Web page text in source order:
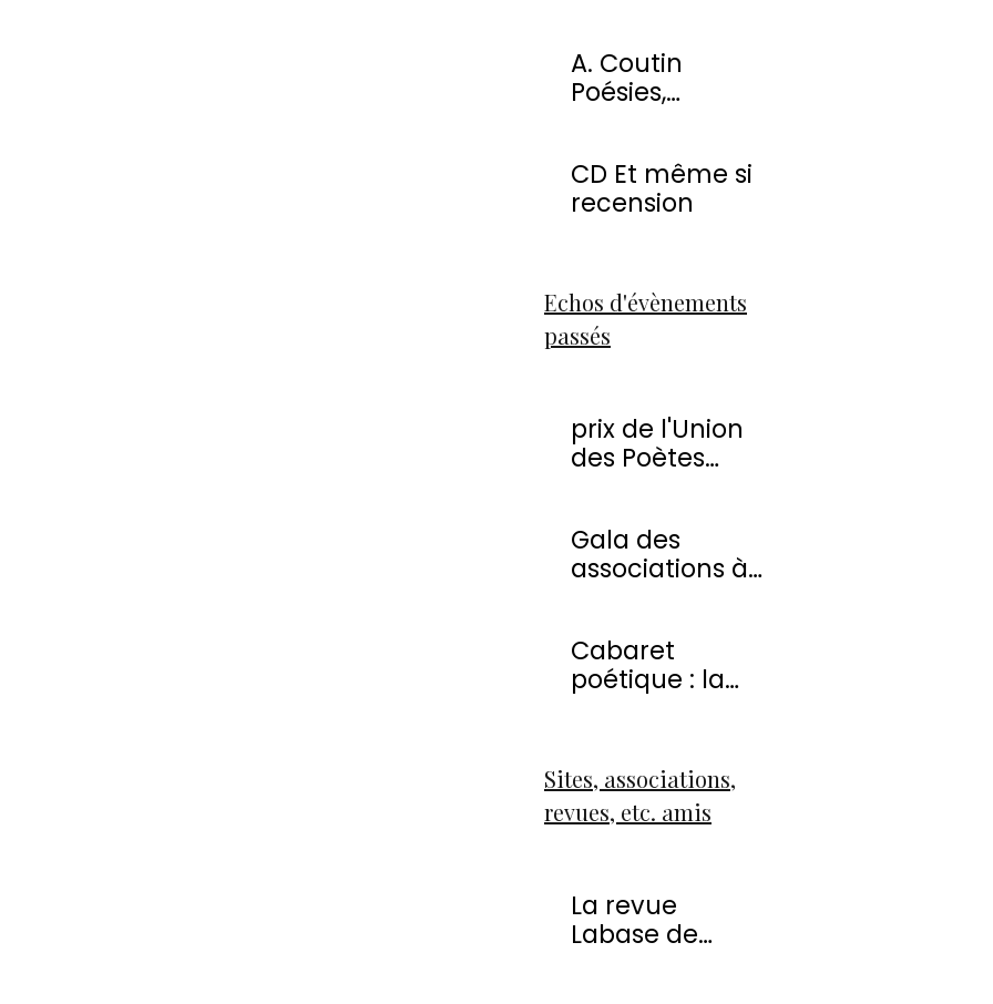
A. Coutin
Poésies,
CD Et même si
recension
Echos d'évènements
passés
prix de l'Union
des Poètes
Gala des
associations à
Cabaret
poétique : la
Sites, associations,
revues, etc. amis
La revue
Labase de